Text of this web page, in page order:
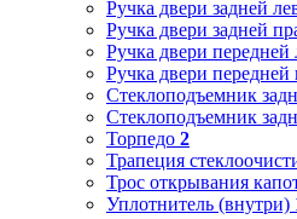
Ручка двери задней
Ручка двери задней
Ручка двери передней
Ручка двери передней
Стеклоподъемник
Стеклоподъемник
Торпедо 2
Трапеция
Трос открывания
Уплотнитель (внутри)